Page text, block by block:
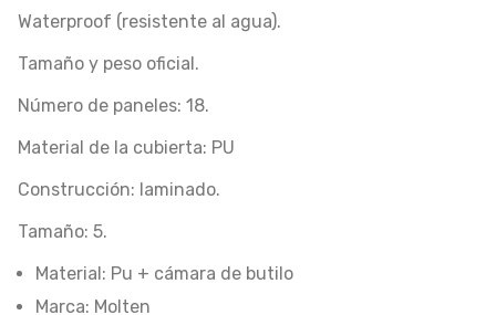
Waterproof (resistente al agua).
Tamaño y peso oficial.
Número de paneles: 18.
Material de la cubierta: PU
Construcción: laminado.
Tamaño: 5.
Material: Pu + cámara de butilo
Marca: Molten